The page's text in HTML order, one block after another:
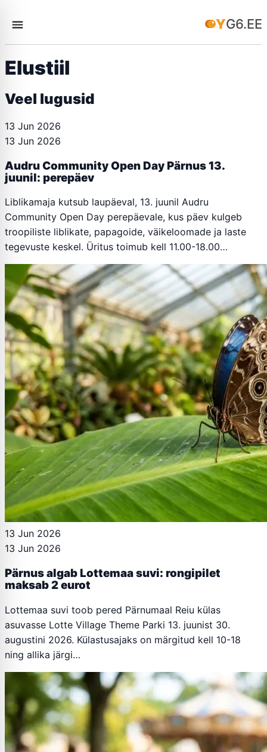
YG6.EE
Elustiil
Veel lugusid
13 Jun 2026
13 Jun 2026
Audru Community Open Day Pärnus 13.
juunil: perepäev
Liblikamaja kutsub laupäeval, 13. juunil Audru
Community Open Day perepäevale, kus päev kulgeb
troopiliste liblikate, papagoide, väikeloomade ja laste
tegevuste keskel. Üritus toimub kell 11.00-18.00…
13 Jun 2026
13 Jun 2026
Pärnus algab Lottemaa suvi: rongipilet
maksab 2 eurot
Lottemaa suvi toob pered Pärnumaal Reiu külas
asuvasse Lotte Village Theme Parki 13. juunist 30.
augustini 2026. Külastusajaks on märgitud kell 10-18
ning allika järgi…